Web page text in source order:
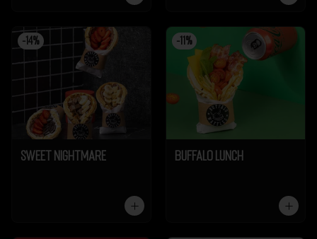
- 14 %
Sweet Nightmare
- %
Buffalo Lunch